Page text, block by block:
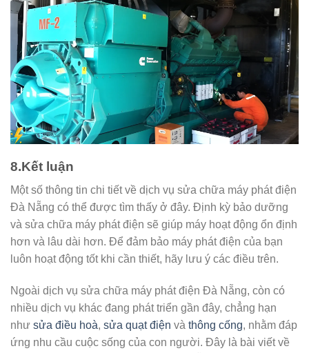
8.Kết luận
Một số thông tin chi tiết về dịch vụ sửa chữa máy phát điện
Đà Nẵng có thể được tìm thấy ở đây. Định kỳ bảo dưỡng
và sửa chữa máy phát điện sẽ giúp máy hoạt động ổn định
hơn và lâu dài hơn. Để đảm bảo máy phát điện của bạn
luôn hoạt động tốt khi cần thiết, hãy lưu ý các điều trên.
Ngoài dịch vụ sửa chữa máy phát điện Đà Nẵng, còn có
nhiều dịch vụ khác đang phát triển gần đây, chẳng hạn
như sửa điều hoà, sửa quạt điện và thông cống, nhằm đáp
ứng nhu cầu cuộc sống của con người. Đây là bài viết về